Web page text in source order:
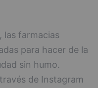
las farmacias
para hacer de la
sin humo.
de Instagram